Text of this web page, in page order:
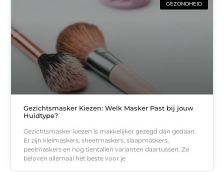
GEZONDHEID
Gezichtsmasker Kiezen: Welk Masker Past bij jouw
Huidtype?
Gezichtsmasker kiezen is makkelijker gezegd dan gedaan.
Er zijn kleimaskers, sheetmaskers, slaapmaskers,
peelmaskers en nog tientallen varianten daartussen. Ze
beloven allemaal het beste voor je